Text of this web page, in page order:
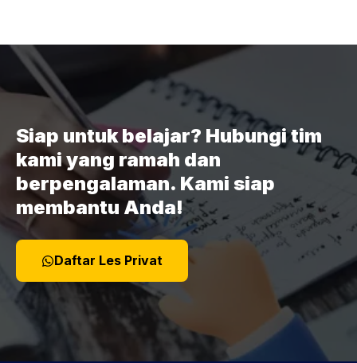
Siap untuk belajar? Hubungi tim
kami yang ramah dan
berpengalaman. Kami siap
membantu Anda!
Daftar Les Privat